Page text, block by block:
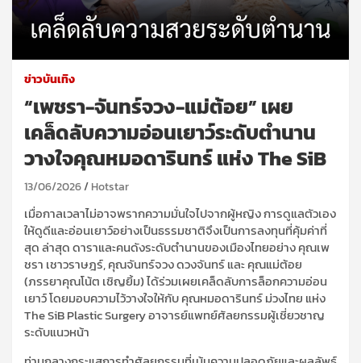
ข่าวบันเทิง
“เพชรา-จันทร์จวง-แม่ต้อย” เผย
เคล็ดลับความอ่อนเยาว์ระดับตำนาน
วางใจคุณหมอดารินทร์ แห่ง The SiB
13/06/2026 Hotstar
เมื่อกาลเวลาไม่อาจพรากความมั่นใจไปจากผู้หญิง การดูแลตัวเอง
ให้ดูดีและอ่อนเยาว์อย่างเป็นธรรมชาติจึงเป็นการลงทุนที่คุ้มค่าที่
สุด ล่าสุด ดาราและคนดังระดับตำนานของเมืองไทยอย่าง คุณเพ
ชรา เชาวราษฎร์, คุณจันทร์จวง ดวงจันทร์ และ คุณแม่ต้อย
(ภรรยาคุณโน้ต เชิญยิ้ม) ได้ร่วมเผยเคล็ดลับการล็อกความอ่อน
เยาว์ โดยมอบความไว้วางใจให้กับ คุณหมอดารินทร์ ม่วงไทย แห่ง
The SiB Plastic Surgery อาจารย์แพทย์ศัลยกรรมผู้เชี่ยวชาญ
ระดับแนวหน้า